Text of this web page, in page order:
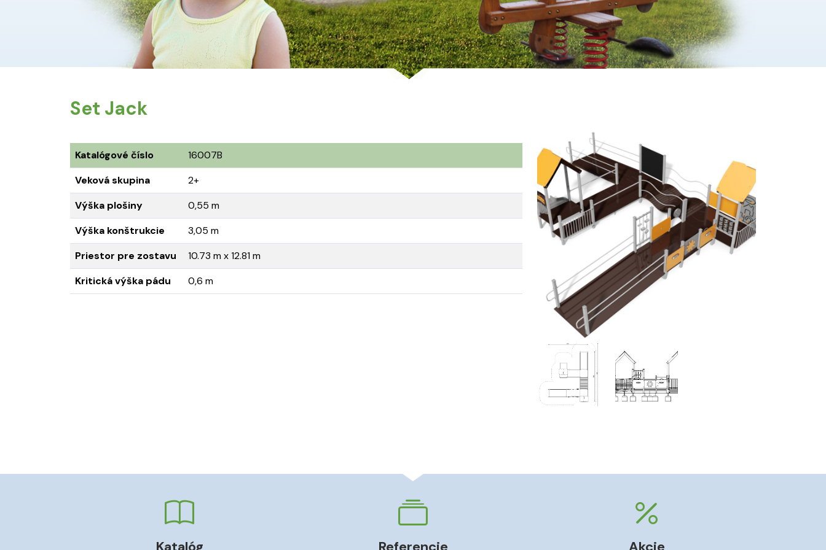
Set Jack
Katalógové číslo
16007B
Veková skupina
2+
Výška plošiny
0,55 m
Výška konštrukcie
3,05 m
Priestor pre zostavu
10.73 m x 12.81 m
Kritická výška pádu
0,6 m
Katalóg Referencie Akcie